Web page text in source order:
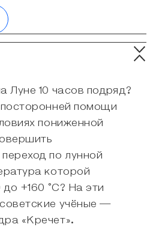
Луне 10 часов подряд?
посторонней помощи
пониженной
по лунной
которой
до +160 °С? На эти
учёные —
«Кречет».